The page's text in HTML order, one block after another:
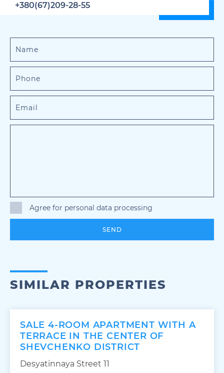
+380(67)209-28-55
Agree for personal data processing
SEND
SIMILAR PROPERTIES
SALE 4-ROOM APARTMENT WITH A
TERRACE IN THE CENTER OF
SHEVCHENKO DISTRICT
Desyatinnaya Street 11